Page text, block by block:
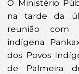
O Ministério
na tarde da
reunião com
indígena
dos Povos
de Palmeira